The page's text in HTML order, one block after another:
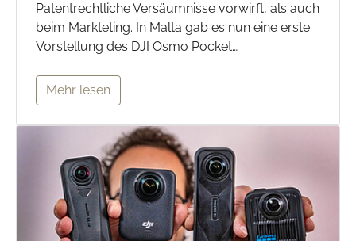
Patentrechtliche Versäumnisse vorwirft, als auch
beim Markteting. In Malta gab es nun eine erste
Vorstellung des DJI Osmo Pocket…
Mehr lesen